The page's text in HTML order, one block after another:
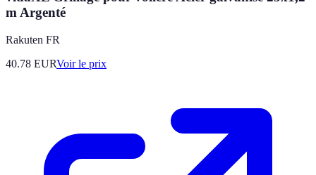
m Argenté
Rakuten FR
40.78 EURVoir le prix